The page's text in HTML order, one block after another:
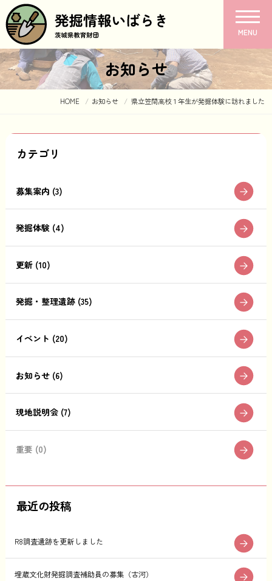
MENU
お知らせ
HOME お知らせ 県立笠間高校１年生が発掘体験に訪れました
カテゴリ
募集案内 (3)
発掘体験 (4)
更新 (10)
発掘・整理遺跡 (35)
イベント (20)
お知らせ (6)
現地説明会 (7)
重要 (0)
最近の投稿
R8調査遺跡を更新しました
埋蔵文化財発掘調査補助員の募集（古河）